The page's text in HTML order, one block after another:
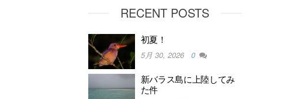
RECENT POSTS
初夏！
5月 30, 2026 0
新バラス島に上陸してみ
た件